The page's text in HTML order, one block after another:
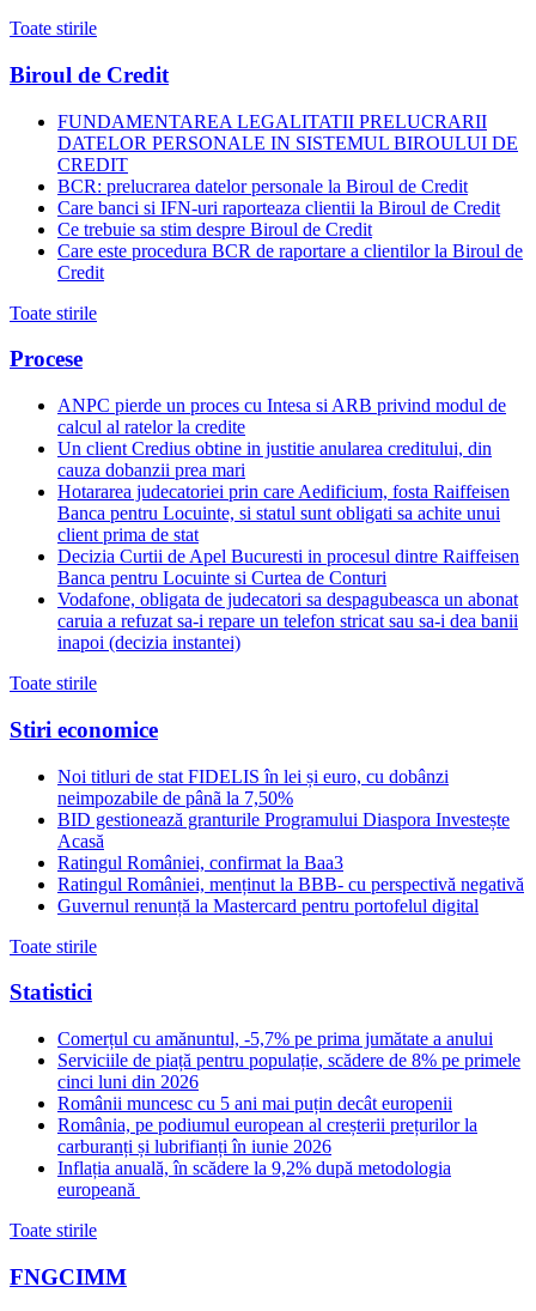
Toate stirile
Biroul de Credit
FUNDAMENTAREA LEGALITATII PRELUCRARII
DATELOR PERSONALE IN SISTEMUL BIROULUI DE
CREDIT
BCR: prelucrarea datelor personale la Biroul de Credit
Care banci si IFN-uri raporteaza clientii la Biroul de Credit
Ce trebuie sa stim despre Biroul de Credit
Care este procedura BCR de raportare a clientilor la Biroul de
Credit
Toate stirile
Procese
ANPC pierde un proces cu Intesa si ARB privind modul de
calcul al ratelor la credite
Un client Credius obtine in justitie anularea creditului, din
cauza dobanzii prea mari
Hotararea judecatoriei prin care Aedificium, fosta Raiffeisen
Banca pentru Locuinte, si statul sunt obligati sa achite unui
client prima de stat
Decizia Curtii de Apel Bucuresti in procesul dintre Raiffeisen
Banca pentru Locuinte si Curtea de Conturi
Vodafone, obligata de judecatori sa despagubeasca un abonat
caruia a refuzat sa-i repare un telefon stricat sau sa-i dea banii
inapoi (decizia instantei)
Toate stirile
Stiri economice
Noi titluri de stat FIDELIS în lei și euro, cu dobânzi
neimpozabile de pânã la 7,50%
BID gestionează granturile Programului Diaspora Investește
Acasă
Ratingul României, confirmat la Baa3
Ratingul României, menținut la BBB- cu perspectivă negativă
Guvernul renunță la Mastercard pentru portofelul digital
Toate stirile
Statistici
Comerțul cu amănuntul, -5,7% pe prima jumătate a anului
Serviciile de piață pentru populație, scădere de 8% pe primele
cinci luni din 2026
Românii muncesc cu 5 ani mai puțin decât europenii
România, pe podiumul european al creșterii prețurilor la
carburanți și lubrifianți în iunie 2026
Inflația anuală, în scădere la 9,2% după metodologia
europeană
Toate stirile
FNGCIMM